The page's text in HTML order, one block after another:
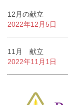
12月の献立
2022年12月5日
11月 献立
2022年11月1日